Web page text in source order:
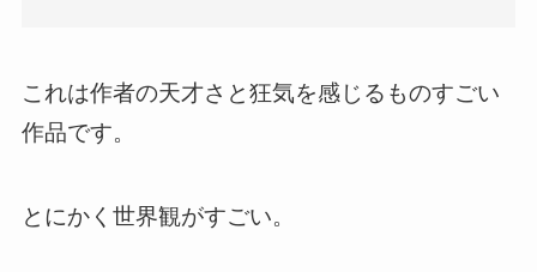
これは作者の天才さと狂気を感じるものすごい
作品です。
とにかく世界観がすごい。